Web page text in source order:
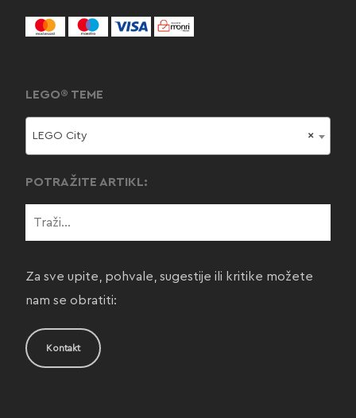
LEGO® TEME
×
LEGO City
POTRAŽITE ARTIKL:
Za sve upite, pohvale, sugestije ili kritike možete
nam se obratiti:
Kontakt